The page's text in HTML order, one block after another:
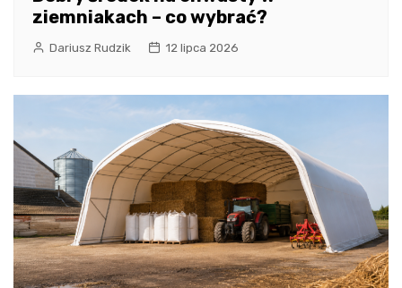
ziemniakach – co wybrać?
Dariusz Rudzik 12 lipca 2026